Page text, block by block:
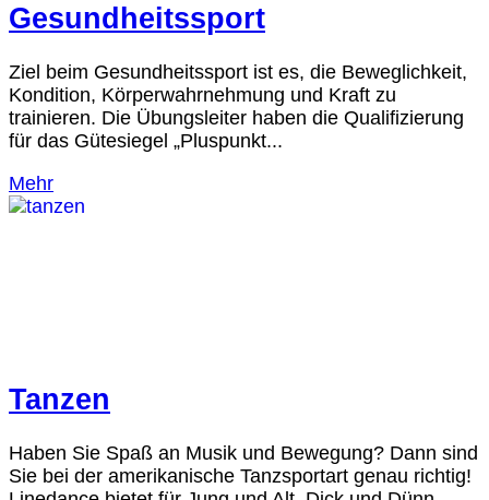
Gesundheitssport
Ziel beim Gesundheitssport ist es, die Beweglichkeit,
Kondition, Körperwahrnehmung und Kraft zu
trainieren. Die Übungsleiter haben die Qualifizierung
für das Gütesiegel „Pluspunkt...
Mehr
Tanzen
Haben Sie Spaß an Musik und Bewegung? Dann sind
Sie bei der amerikanische Tanzsportart genau richtig!